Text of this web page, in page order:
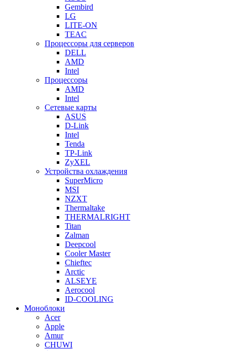
Gembird
LG
LITE-ON
TEAC
Процессоры для серверов
DELL
AMD
Intel
Процессоры
AMD
Intel
Сетевые карты
ASUS
D-Link
Intel
Tenda
TP-Link
ZyXEL
Устройства охлаждения
SuperMicro
MSI
NZXT
Thermaltake
THERMALRIGHT
Titan
Zalman
Deepcool
Cooler Master
Chieftec
Arctic
ALSEYE
Aerocool
ID-COOLING
Моноблоки
Acer
Apple
Amur
CHUWI